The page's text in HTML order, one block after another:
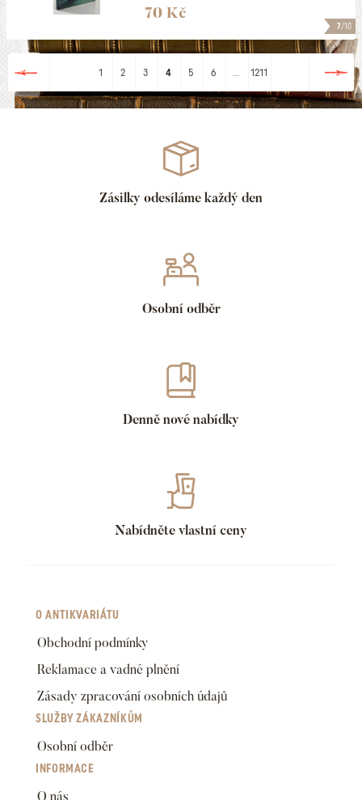
7/10
70 Kč
1 2 3 4 5 6 1211
Zásilky odesíláme každý den
Osobní odběr
Denně nové nabídky
Nabídněte vlastní ceny
O ANTIKVARIÁTU
Obchodní podmínky
Reklamace a vadné plnění
Zásady zpracování osobních údajů
SLUŽBY ZÁKAZNÍKŮM
Osobní odběr
INFORMACE
O nás